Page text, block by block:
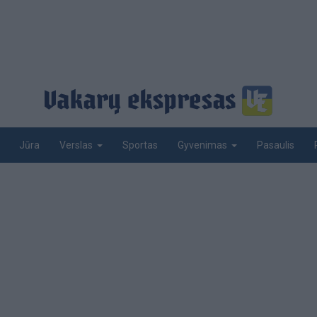
Jūra Verslas Sportas Gyvenimas Pasaulis